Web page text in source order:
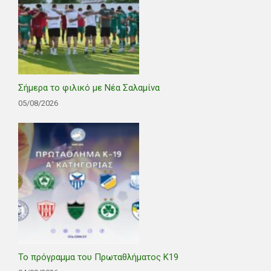
Σήμερα το φιλικό με Νέα Σαλαμίνα
05/08/2026
Το πρόγραμμα του Πρωταθλήματος Κ19